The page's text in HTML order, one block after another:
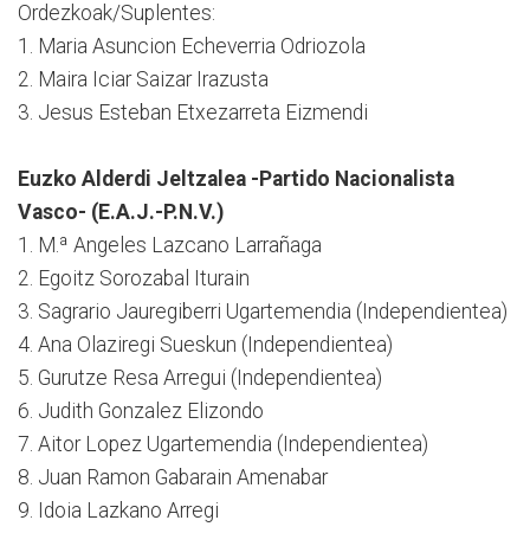
Ordezkoak/Suplentes:
1. Maria Asuncion Echeverria Odriozola
2. Maira Iciar Saizar Irazusta
3. Jesus Esteban Etxezarreta Eizmendi
Euzko Alderdi Jeltzalea -Partido Nacionalista
Vasco- (E.A.J.-P.N.V.)
1. M.ª Angeles Lazcano Larrañaga
2. Egoitz Sorozabal Iturain
3. Sagrario Jauregiberri Ugartemendia (Independientea)
4. Ana Olaziregi Sueskun (Independientea)
5. Gurutze Resa Arregui (Independientea)
6. Judith Gonzalez Elizondo
7. Aitor Lopez Ugartemendia (Independientea)
8. Juan Ramon Gabarain Amenabar
9. Idoia Lazkano Arregi